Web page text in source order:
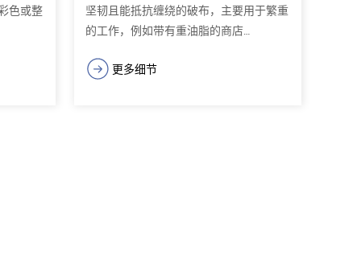
色或整
坚韧且能抵抗缠绕的破布，主要用于繁重
的工作，例如带有重油脂的商店…
更多细节